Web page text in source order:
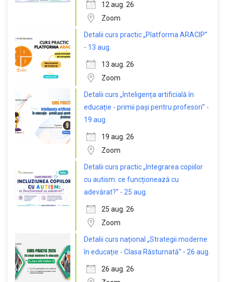
12 aug. 26
Zoom
Detalii curs practic „Platforma ARACIP”
- 13 aug.
13 aug. 26
Zoom
Detalii curs „Inteligența artificială în
educație - primii pași pentru profesori” -
19 aug.
19 aug. 26
Zoom
Detalii curs practic „Integrarea copiilor
cu autism: ce funcționează cu
adevărat?” - 25 aug.
25 aug. 26
Zoom
Detalii curs național „Strategii moderne
în educație - Clasa Răsturnată” - 26 aug.
26 aug. 26